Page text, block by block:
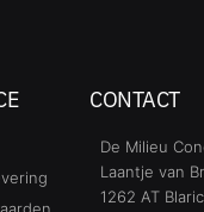
CONTACT
De Milieu
Laantje van
1262 AT